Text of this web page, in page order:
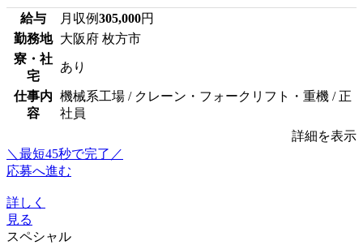
給与 月収例305,000円
勤務地
大阪府 枚方市
寮・社
宅
あり
仕事内
容
機械系工場 / クレーン・フォークリフト・重機 / 正
社員
詳細を表示
＼最短45秒で完了／
応募へ進む
詳しく
見る
スペシャル